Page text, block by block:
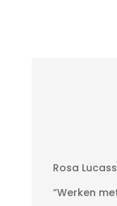
Rosa
“Werken